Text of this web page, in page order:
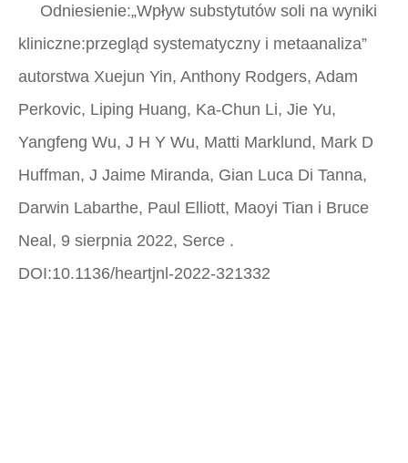
Odniesienie:„Wpływ substytutów soli na wyniki
kliniczne:przegląd systematyczny i metaanaliza”
autorstwa Xuejun Yin, Anthony Rodgers, Adam
Perkovic, Liping Huang, Ka-Chun Li, Jie Yu,
Yangfeng Wu, J H Y Wu, Matti Marklund, Mark D
Huffman, J Jaime Miranda, Gian Luca Di Tanna,
Darwin Labarthe, Paul Elliott, Maoyi Tian i Bruce
Neal, 9 sierpnia 2022, Serce .
DOI:10.1136/heartjnl-2022-321332